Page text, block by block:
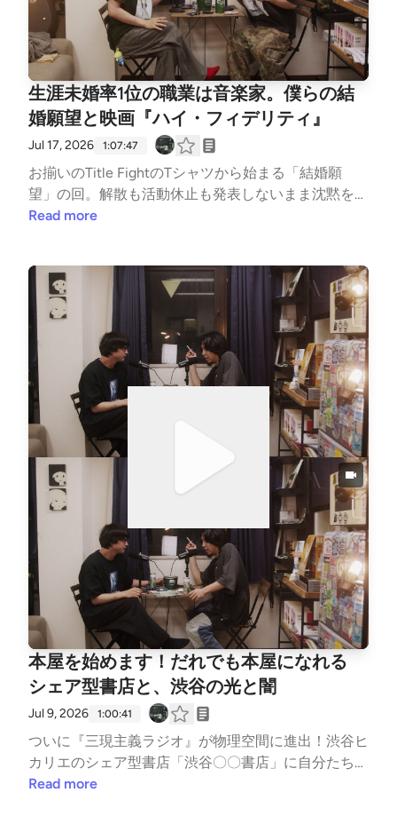
2:07 アンビエントを流すと「このアーティスト誰?」
で逆に眠れない00:28:55 ベッドの上でDJする睡眠イ
ベントSleepy Tofu00:35:48 芥川賞候補・八木詠美
『アンチ・グッドモーニング』00:42:26 試験期間の
理久へ📝 音楽や映画の話が、いつのまにか人生の話
になっている。毎週木曜20時更新。🎙Kazma（Bear
wear/UUWorks）× 理久（summerhead/西永福JAM）
▶X: https://x.com/sangen_radio▶Instagram: https://
www.instagram.com/sangenshugi.radio/
生涯未婚率1位の職業は音楽家。僕らの結
婚願望と映画『ハイ・フィデリティ』
Jul 17, 2026 1:07:47
お揃いのTitle FightのTシャツから始まる「結婚願
望」の回。解散も活動休止も発表しないまま沈黙を続
けてきたTitle Fightが、メンバーの結婚式で再集結
は、「バンドやめて就職して結婚してよ」と言われて
終わったKazmaの恋、婚約指輪を買うのが遅すぎる問
題、結婚って実際いくらかかるのか、というリアルな
話を経て、職業別・生涯未婚率グラフの衝撃(男女と
もに1位は「音楽・舞台芸術家」)へ。後半は、Kazma
の人生のバイブル、ニック・ホーンビィ『ハイ・フィ
デリティ』を全員に読ませたい話から、『花束みたい
な恋をした』を観る勇気がない問題、『傲慢と善
良』、そして「東京に出た若者は子孫を残せずに消え
る」という”死滅回遊人”説まで。生涯未婚率が最も高
い職業を選んでしまった2人が、それでも「結婚願望
はある」と言い張る、切なくも笑える1時間。00:00:
00 お揃いのTitle FightのTシャツ00:03:11 解散も発表
しないバンドが、メンバーの結婚式で再集結した00:
06:07 「結婚式っていいな」僕らの結婚願望00:07:18
「バンドやめて就職して」00:14:35 大企業のイケメ
ン同期と夜職の女友達、悩める20代00:16:54 婚約指
輪を買うのが「遅すぎる」問題00:24:21 『ALWAYS
三丁目の夕日』指輪のないプロポーズ00:27:06 バン
ド売れなくても結婚はできる？00:34:19 「お金もな
いし地位も名誉もないけど」妻が生んだ『魔法の絨
毯』00:35:30 職業別・生涯未婚率グラフ、男女とも
に1位は「音楽・舞台芸術家」00:41:33『ハイ・フィ
デリティ』はダメな男の教科書00:46:31 『花束みた
いな恋をした』を観る勇気がない00:56:26 『傲慢と
Read more
本屋を始めます！だれでも本屋になれる
シェア型書店と、渋谷の光と闇
Jul 9, 2026 1:00:41
ついに『三現主義ラジオ』が物理空間に進出！渋谷ヒ
カリエのシェア型書店「渋谷〇〇書店」に自分たちの
本屋を出店することになりました。区切られた本棚を
Read more